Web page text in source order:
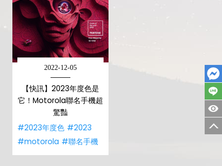
2022-12-05
【快訊】2023年度色是
它！Motorola聯名手機超
驚豔
#2023年度色 #2023
#motorola #聯名手機